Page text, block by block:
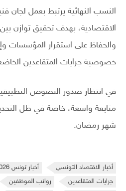
النسب النهائية يرتبط بعمل لجان
الاقتصادية، بهدف تحقيق توازن
والحفاظ على استقرار المؤسسات
خصوصية جرايات المتقاعدين
في انتظار صدور النصوص
متابعة واسعة، خاصة في ظل
شهر رمضان.
أخبار الاقتصاد التونسي أخبار تونس 2026
جرايات المتقاعدين
رواتب الموظفين